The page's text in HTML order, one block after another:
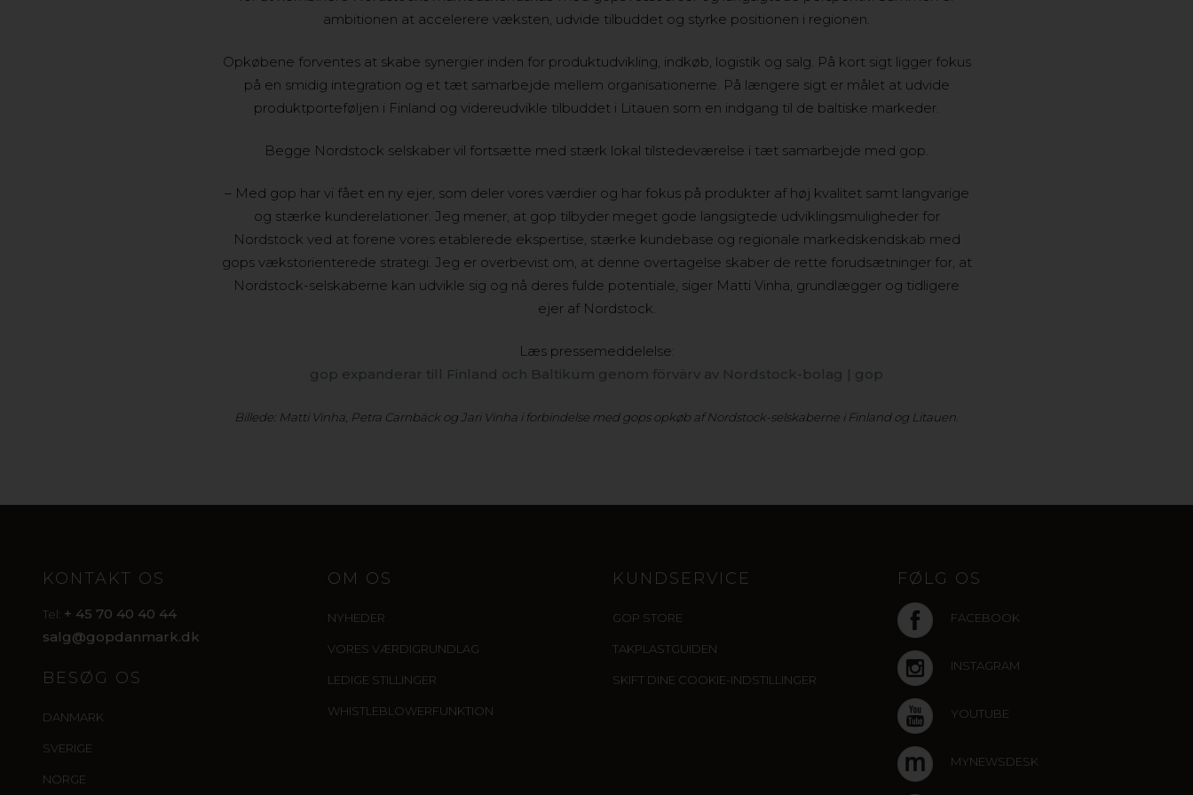
ambitionen at accelerere væksten, udvide tilbuddet og styrke positionen i regionen.
Opkøbene forventes at skabe synergier inden for produktudvikling, indkøb, logistik og salg. På kort sigt ligger fokus
på en smidig integration og et tæt samarbejde mellem organisationerne. På længere sigt er målet at udvide
produktporteføljen i Finland og videreudvikle tilbuddet i Litauen som en indgang til de baltiske markeder.
Begge Nordstock selskaber vil fortsætte med stærk lokal tilstedeværelse i tæt samarbejde med gop.
– Med gop har vi fået en ny ejer, som deler vores værdier og har fokus på produkter af høj kvalitet samt langvarige
og stærke kunderelationer. Jeg mener, at gop tilbyder meget gode langsigtede udviklingsmuligheder for
Nordstock ved at forene vores etablerede ekspertise, stærke kundebase og regionale markedskendskab med
gops vækstorienterede strategi. Jeg er overbevist om, at denne overtagelse skaber de rette forudsætninger for, at
Nordstock-selskaberne kan udvikle sig og nå deres fulde potentiale, siger Matti Vinha, grundlægger og tidligere
ejer af Nordstock.
Læs pressemeddelelse:
gop expanderar till Finland och Baltikum genom förvärv av Nordstock-bolag | gop
Billede: Matti Vinha, Petra Carnbäck og Jari Vinha i forbindelse med gops opkøb af Nordstock-selskaberne i Finland og Litauen.
KONTAKT OS
Tel: + 45 70 40 40 44
salg@gopdanmark.dk
BESØG OS
DANMARK
SVERIGE
NORGE
OM OS
NYHEDER
VORES VÆRDIGRUNDLAG
LEDIGE STILLINGER
WHISTLEBLOWERFUNKTION
KUNDSERVICE
GOP STORE
TAKPLASTGUIDEN
SKIFT DINE COOKIE-INDSTILLINGER
FØLG OS
FACEBOOK
INSTAGRAM
YOUTUBE
MYNEWSDESK